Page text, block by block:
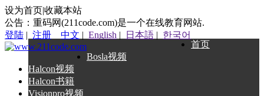
设为首页|收藏本站
公告：重码网(211code.com)是一个在线教育网站.
登陆 | 注册 中文 | English | 日本語 | 한국어
首页
Bosla视频
Halcon视频
Halcon书籍
Visionpro视频